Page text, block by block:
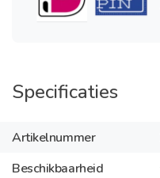
Specificaties
Artikelnummer
Beschikbaarheid